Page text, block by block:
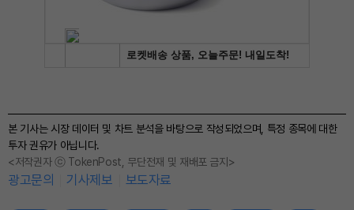
본 기사는 시장 데이터 및 차트 분석을 바탕으로 작성되었으며, 특정 종목에 대한
투자 권유가 아닙니다.
<저작권자 ⓒ TokenPost, 무단전재 및 재배포 금지>
광고문의 기사제보 보도자료